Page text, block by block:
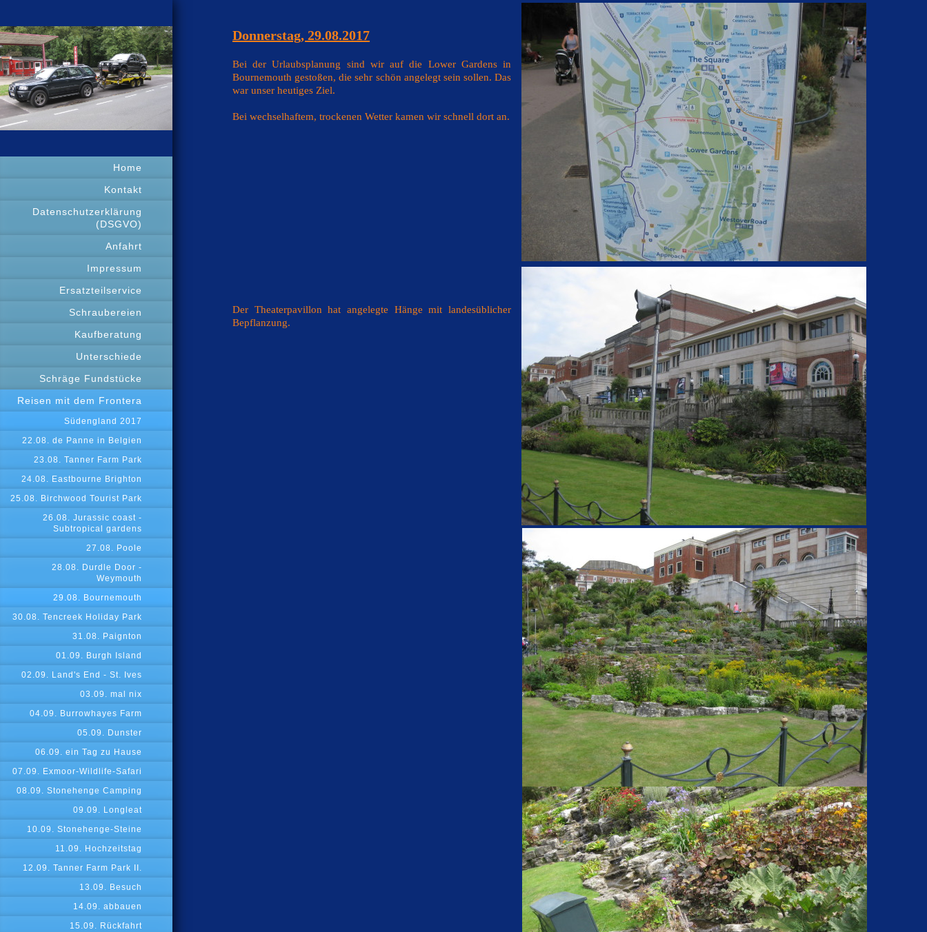
Home
Kontakt
Datenschutzerklärung
(DSGVO)
Anfahrt
Impressum
Ersatzteilservice
Schraubereien
Kaufberatung
Unterschiede
Schräge Fundstücke
Reisen mit dem Frontera
Südengland 2017
22.08. de Panne in Belgien
23.08. Tanner Farm Park
24.08. Eastbourne Brighton
25.08. Birchwood Tourist Park
26.08. Jurassic coast -
Subtropical gardens
27.08. Poole
28.08. Durdle Door -
Weymouth
29.08. Bournemouth
30.08. Tencreek Holiday Park
31.08. Paignton
01.09. Burgh Island
02.09. Land's End - St. Ives
03.09. mal nix
04.09. Burrowhayes Farm
05.09. Dunster
06.09. ein Tag zu Hause
07.09. Exmoor-Wildlife-Safari
08.09. Stonehenge Camping
09.09. Longleat
10.09. Stonehenge-Steine
11.09. Hochzeitstag
12.09. Tanner Farm Park II.
13.09. Besuch
14.09. abbauen
15.09. Rückfahrt
Donnerstag, 29.08.2017
Bei der Urlaubsplanung sind wir auf die Lower Gardens in
Bournemouth gestoßen, die sehr schön angelegt sein sollen. Das
war unser heutiges Ziel.
Bei wechselhaftem, trockenen Wetter kamen wir schnell dort an.
Der Theaterpavillon hat angelegte Hänge mit landesüblicher
Bepflanzung.